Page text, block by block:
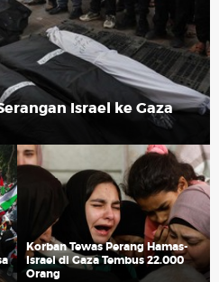
Israel ke Gaza
Korban Tewas Perang Hamas-
Israel di Gaza Tembus 22.000
Orang